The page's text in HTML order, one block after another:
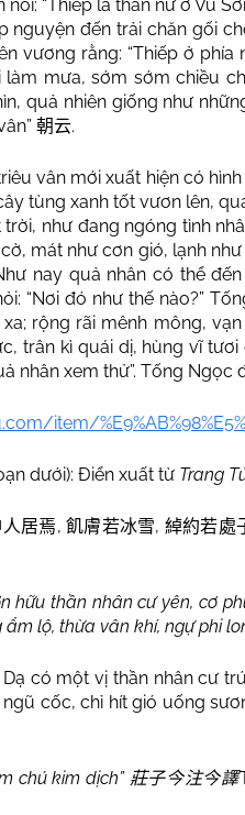
nói: “Thiếp là thần nữ ở Vu
nguyện đến trải chăn gối
vương rằng: “Thiếp ở
mưa, sớm sớm chiều
quả nhiên giống như
朝云.
vân mới xuất hiện có
tùng xanh tốt vươn lên,
như đang ngóng tình
mát như cơn gió, lạnh
nay quả nhân có thể
“Nơi đó như thế nào?”
rộng rãi mênh mông,
trân kì quái dị, hùng vĩ tươi
nhân xem thử”. Tống Ngọc
item/
dưới): Điển xuất từ Trang
居焉, 飢膚若冰雪, 綽約若處
hữu thần nhân cư yên, cơ
lộ, thừa vân khí, ngự phi
Dạ có một vị thần nhân cư
cốc, chỉ hít gió uống
chú kim dịch” 莊子今注今譯